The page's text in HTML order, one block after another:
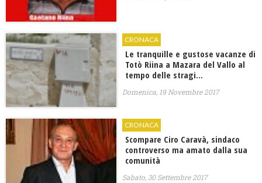
CRONACA
Le tranquille e gustose vacanze di
Totò Riina a Mazara del Vallo al
tempo delle stragi…
Domenica, 19 Novembre 2017
CRONACA
Scompare Ciro Caravà, sindaco
controverso ma amato dalla sua
comunità
Sabato, 30 Settembre 2017